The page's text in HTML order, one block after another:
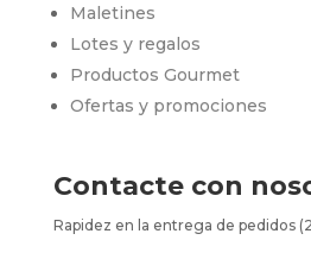
Maletines
Lotes y regalos
Productos Gourmet
Ofertas y promociones
Contacte con
Rapidez en la entrega de pedidos